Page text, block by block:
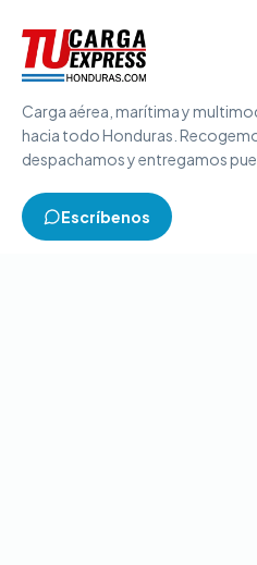
Carga aérea, marítima y
hacia todo Honduras.
despachamos y entregamos
Escríbenos